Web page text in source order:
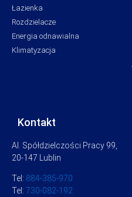
Łazienka
Rozdzielacze
Energia odnawialna
Klimatyzacja
Kontakt
Al. Spółdzielczości Pracy 99,
20-147 Lublin
Tel: 884-385-970
Tel: 730-082-192